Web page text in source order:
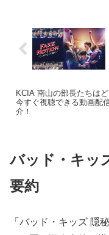
KCIA 南山の部長たちは
今すぐ視聴できる動画配
介！
バッド・キッ
要約
「バッド・キッズ 隠